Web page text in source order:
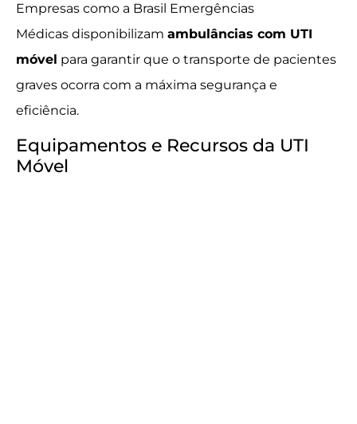
Empresas como a Brasil Emergências
Médicas disponibilizam ambulâncias com UTI
móvel para garantir que o transporte de pacientes
graves ocorra com a máxima segurança e
eficiência.
Equipamentos e Recursos da UTI
Móvel